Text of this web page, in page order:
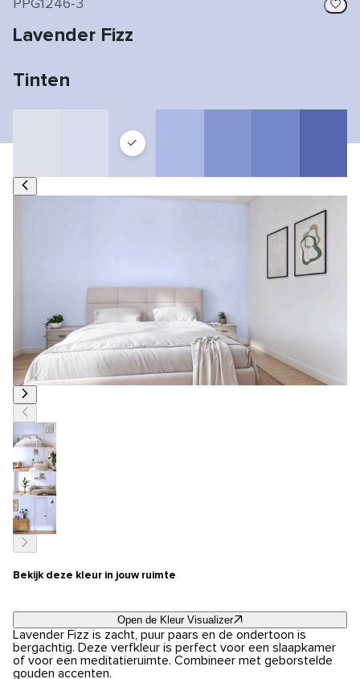
PPG1246-3
Lavender Fizz
Tinten
Bekijk deze kleur in jouw ruimte
Open de Kleur Visualizer
Lavender Fizz is zacht, puur paars en de ondertoon is
bergachtig. Deze verfkleur is perfect voor een slaapkamer
of voor een meditatieruimte. Combineer met geborstelde
gouden accenten.